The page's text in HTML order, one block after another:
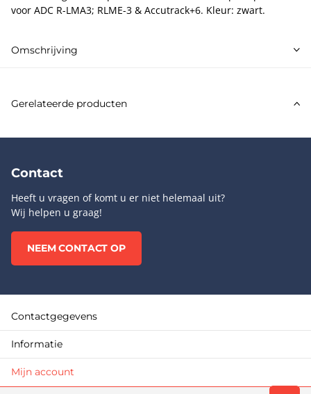
voor ADC R-LMA3; RLME-3 & Accutrack+6. Kleur: zwart.
Omschrijving
Gerelateerde producten
Contact
Heeft u vragen of komt u er niet helemaal uit?
Wij helpen u graag!
NEEM CONTACT OP
Contactgegevens
Informatie
Mijn account